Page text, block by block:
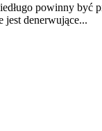
powinny być
jest denerwujące...